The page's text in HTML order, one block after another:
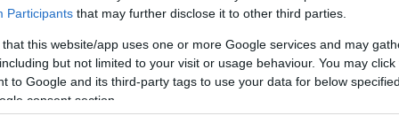
Participants that may further disclose it to other third parties.
that this website/app uses one or more Google services and may
but not limited to your visit or usage behaviour. You may
to Google and its third-party tags to use your data for below
consent section.
του ΤομέαPharmaceuticals τηςBayer , «Η
εξακολουθεί να αποτελεί μία από τις πιο
προκλήσεις στη σύγχρονη υγεία. Νόσοι όπως η
παραμένουν αδιάγνωστες, στερώντας από τους